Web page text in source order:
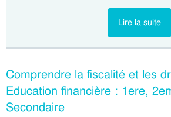
Lire la suite
Comprendre la fiscalité et les
Education financière : 1ere,
Secondaire